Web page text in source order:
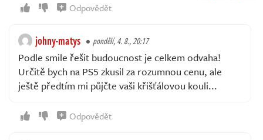
Odpovědět
johny-matys pondělí, 4. 8., 20:17
Podle smile řešit budoucnost je celkem odvaha!
Určitě bych na PS5 zkusil za rozumnou cenu, ale
ještě předtím mi půjčte vaši křišťálovou kouli...
Odpovědět